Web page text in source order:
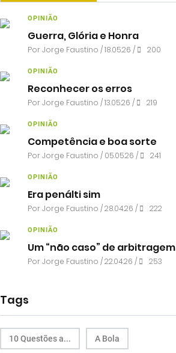
OPINIÃO
Guerra, Glória e Honra
PorJorge Faustino / 18.05.26 / 200
OPINIÃO
Reconhecer os erros
PorJorge Faustino / 13.05.26 / 219
OPINIÃO
Competência e boa sorte
PorJorge Faustino / 05.05.26 / 241
OPINIÃO
Era penálti sim
PorJorge Faustino / 28.04.26 / 222
OPINIÃO
Um “não caso” de arbitragem
PorJorge Faustino / 22.04.26 / 253
Tags
10 Questões a... A Bola